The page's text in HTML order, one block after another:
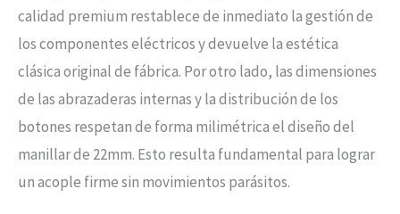
calidad premium restablece de inmediato la gestión de
los componentes eléctricos y devuelve la estética
clásica original de fábrica. Por otro lado, las dimensiones
de las abrazaderas internas y la distribución de los
botones respetan de forma milimétrica el diseño del
manillar de 22mm. Esto resulta fundamental para lograr
un acople firme sin movimientos parásitos.